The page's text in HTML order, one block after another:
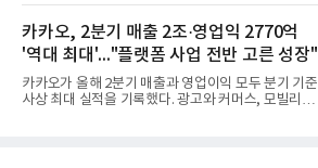
김승연, 이재현, 강호동, 김범수, 양종
용도가 떨어지는 재래식 무기를 새롭게 활용하는 방
안이 강구됐다. 또 핵심 구성품 국산화를 통해 수출상
의 제약을 해소하고자 노력했다. 이러한 LIG넥스원의
신기술 개발 성과가 집약된 무기체계가 바로 휴대용
지대공 유도무기 ‘신궁’이다.신궁은 이미 2009년 수
출을 위한 개량형 멀티런처 개발을 완료함으로써 기
능 다양화와 계열화 가능성을 선보인 바 있었다. 이번
카카오, 2분기 매출 2조·영업익 2770억
'역대 최대'..."플랫폼 사업 전반 고른 성장"
카카오가 올해 2분기 매출과 영업이익 모두 분기 기준
사상 최대 실적을 기록했다. 광고와 커머스, 모빌리